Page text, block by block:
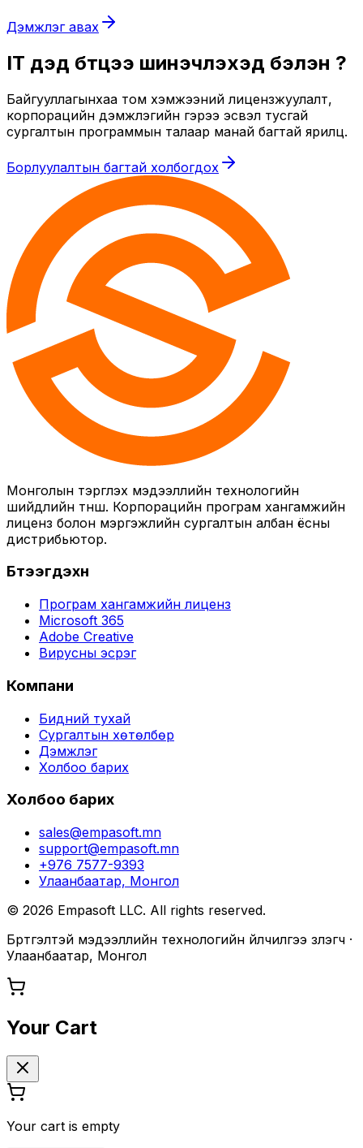
Дэмжлэг авах
IT дэд бүтцээ шинэчлэхэд бэлэн үү?
Байгууллагынхаа том хэмжээний лицензжуулалт,
корпорацийн дэмжлэгийн гэрээ эсвэл тусгай
сургалтын программын талаар манай багтай ярилц.
Борлуулалтын багтай холбогдох
Монголын тэргүүлэх мэдээллийн технологийн
шийдлийн түнш. Корпорацийн програм хангамжийн
лиценз болон мэргэжлийн сургалтын албан ёсны
дистрибьютор.
Бүтээгдэхүүн
Програм хангамжийн лиценз
Microsoft 365
Adobe Creative
Вирусны эсрэг
Компани
Бидний тухай
Сургалтын хөтөлбөр
Дэмжлэг
Холбоо барих
Холбоо барих
sales@empasoft.mn
support@empasoft.mn
+976 7577-9393
Улаанбаатар, Монгол
© 2026 Empasoft LLC. All rights reserved.
Бүртгэлтэй мэдээллийн технологийн үйлчилгээ үзүүлэгч ·
Улаанбаатар, Монгол
Your Cart
Your cart is empty